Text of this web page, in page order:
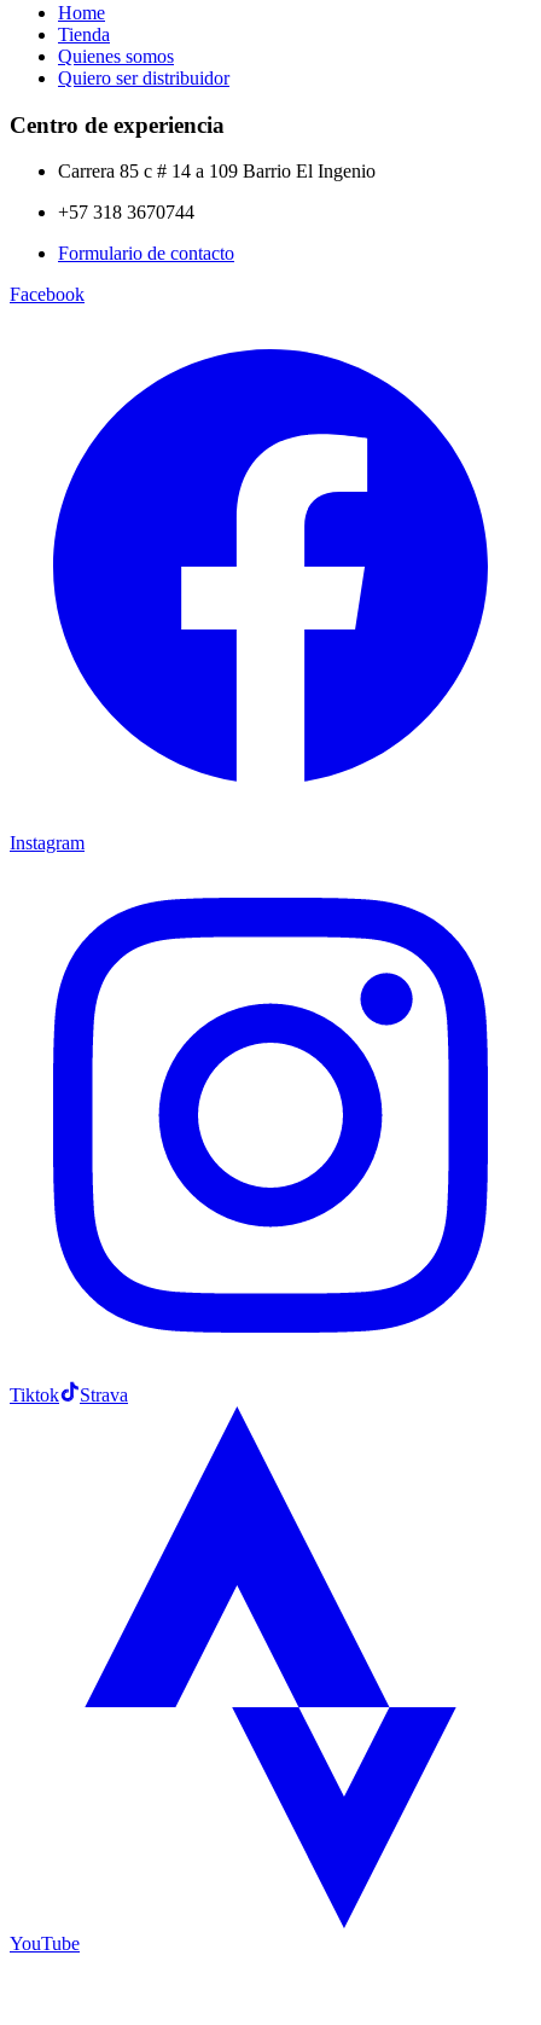
Home
Tienda
Quienes somos
Quiero ser distribuidor
Centro de experiencia
Carrera 85 c # 14 a 109 Barrio El Ingenio
+57 318 3670744
Formulario de contacto
Facebook
Instagram
Tiktok Strava
YouTube